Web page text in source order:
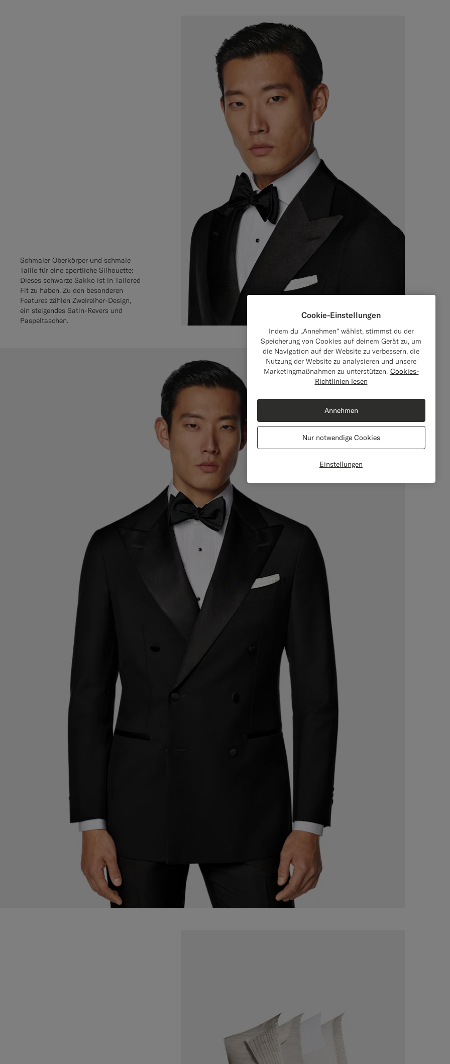
Schmaler Oberkörper und schmale
Taille für eine sportliche Silhouette:
Dieses schwarze Sakko ist in Tailored
Fit zu haben. Zu den besonderen
Features zählen Zweireiher-Design,
ein steigendes Satin-Revers und
Paspeltaschen.
Cookie-Einstellungen
Indem du „Annehmen“ wählst, stimmst du der
Speicherung von Cookies auf deinem Gerät zu, um
die Navigation auf der Website zu verbessern, die
Nutzung der Website zu analysieren und unsere
Marketingmaßnahmen zu unterstützen. Cookies-
Richtlinien lesen
Einstellungen
Nur notwendige Cookies
Annehmen